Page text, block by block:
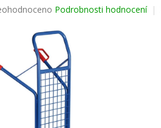
Podrobnosti hodnocení